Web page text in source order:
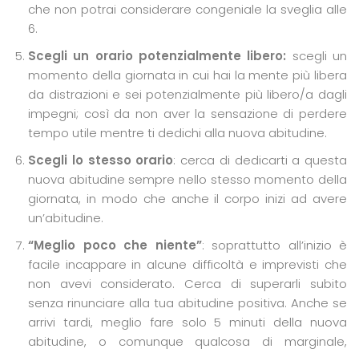
che non potrai considerare congeniale la sveglia alle
6.
Scegli un orario potenzialmente libero: scegli un
momento della giornata in cui hai la mente più libera
da distrazioni e sei potenzialmente più libero/a dagli
impegni; così da non aver la sensazione di perdere
tempo utile mentre ti dedichi alla nuova abitudine.
Scegli lo stesso orario: cerca di dedicarti a questa
nuova abitudine sempre nello stesso momento della
giornata, in modo che anche il corpo inizi ad avere
un’abitudine.
“Meglio poco che niente”: soprattutto all’inizio è
facile incappare in alcune difficoltà e imprevisti che
non avevi considerato. Cerca di superarli subito
senza rinunciare alla tua abitudine positiva. Anche se
arrivi tardi, meglio fare solo 5 minuti della nuova
abitudine, o comunque qualcosa di marginale,